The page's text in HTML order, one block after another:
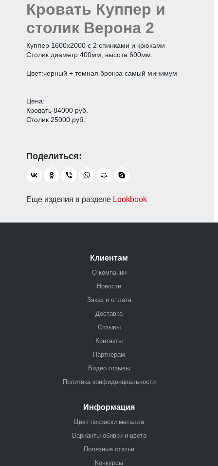
Кровать Куппер и
столик Верона 2
Куппер 1600х2000 с 2 спинками и крюками
Столик диаметр 400мм, высота 600мм.
Цвет:черный + темная бронза самый минимум
Цена:
Кровать 84000 руб.
Столик 25000 руб.
Еще изделия в разделе Lookbook
Клиентам
О компании
Новости
Заказ и оплата
Доставка
Отзывы
Контакты
Партнерам
Видео отзывы
Политика конфиденциальности
Информация
Цвет покраски металла
Варианты обивки и цвета
Полезные статьи
Конкурсы